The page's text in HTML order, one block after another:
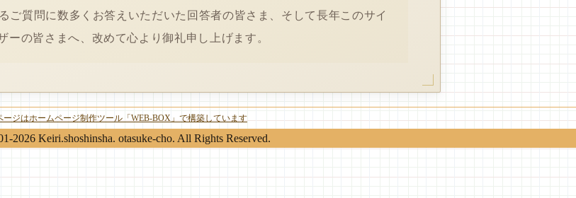
ご質問に数多くお答えいただいた回答者の皆さま、そして長年このサイ
ーの皆さまへ、改めて心より御礼申し上げます。
ージはホームページ制作ツール「WEB-BOX」で構築しています
2026 Keiri.shoshinsha. otasuke-cho. All Rights Reserved.